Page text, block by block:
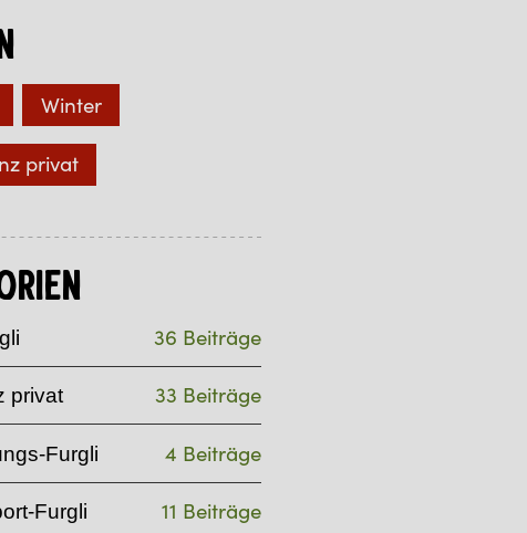
Winter
privat
36 Beiträge
privat 33 Beiträge
Furgli 4 Beiträge
Furgli 11 Beiträge